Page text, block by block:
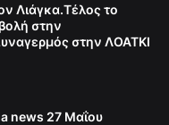
Λιάγκα.Τέλος το
στην
στην ΛΟΑΤΚΙ
news 27 Μαΐου